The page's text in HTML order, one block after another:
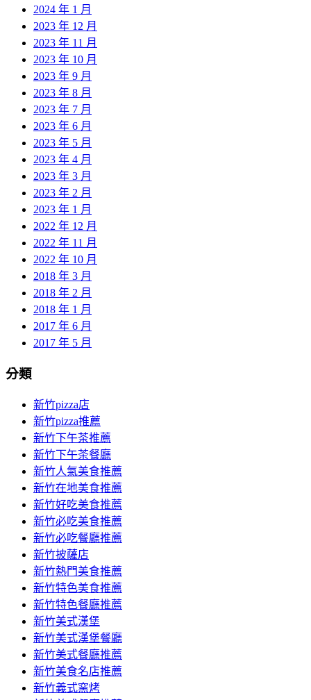
2024 年 1 月
2023 年 12 月
2023 年 11 月
2023 年 10 月
2023 年 9 月
2023 年 8 月
2023 年 7 月
2023 年 6 月
2023 年 5 月
2023 年 4 月
2023 年 3 月
2023 年 2 月
2023 年 1 月
2022 年 12 月
2022 年 11 月
2022 年 10 月
2018 年 3 月
2018 年 2 月
2018 年 1 月
2017 年 6 月
2017 年 5 月
分類
新竹pizza店
新竹pizza推薦
新竹下午茶推薦
新竹下午茶餐廳
新竹人氣美食推薦
新竹在地美食推薦
新竹好吃美食推薦
新竹必吃美食推薦
新竹必吃餐廳推薦
新竹披薩店
新竹熱門美食推薦
新竹特色美食推薦
新竹特色餐廳推薦
新竹美式漢堡
新竹美式漢堡餐廳
新竹美式餐廳推薦
新竹美食名店推薦
新竹義式窯烤